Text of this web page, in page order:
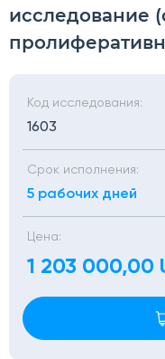
исследование
Код исследования:
1603
Срок исполнения:
5 рабочих дней
Цена:
1 203 000,00